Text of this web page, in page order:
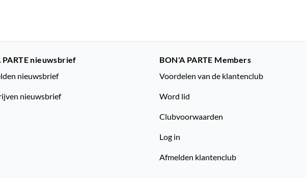
PARTE nieuwsbrief
nieuwsbrief
nieuwsbrief
BON'A PARTE Members
Voordelen van de klantenclub
Word lid
Clubvoorwaarden
Log in
Afmelden klantenclub